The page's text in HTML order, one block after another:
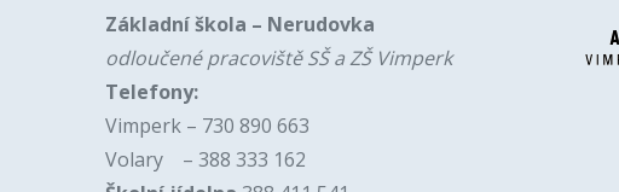
Základní škola – Nerudovka
odloučené pracoviště SŠ a ZŠ Vimperk
Telefony:
Vimperk – 730 890 663
Volary – 388 333 162